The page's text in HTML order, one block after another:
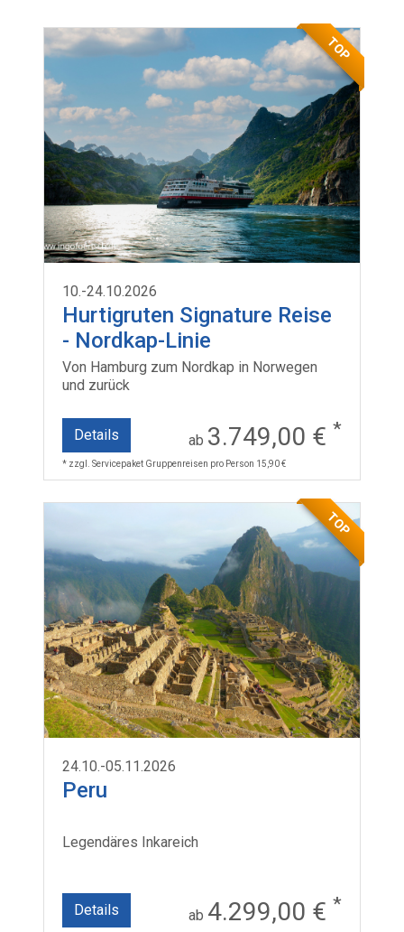
TOP
10.-24.10.2026
Hurtigruten Signature Reise
- Nordkap-Linie
Von Hamburg zum Nordkap in Norwegen
und zurück
Details ab 3.749,00 € *
* zzgl. Servicepaket Gruppenreisen pro Person 15,90 €
TOP
24.10.-05.11.2026
Peru
Legendäres Inkareich
Details ab 4.299,00 € *